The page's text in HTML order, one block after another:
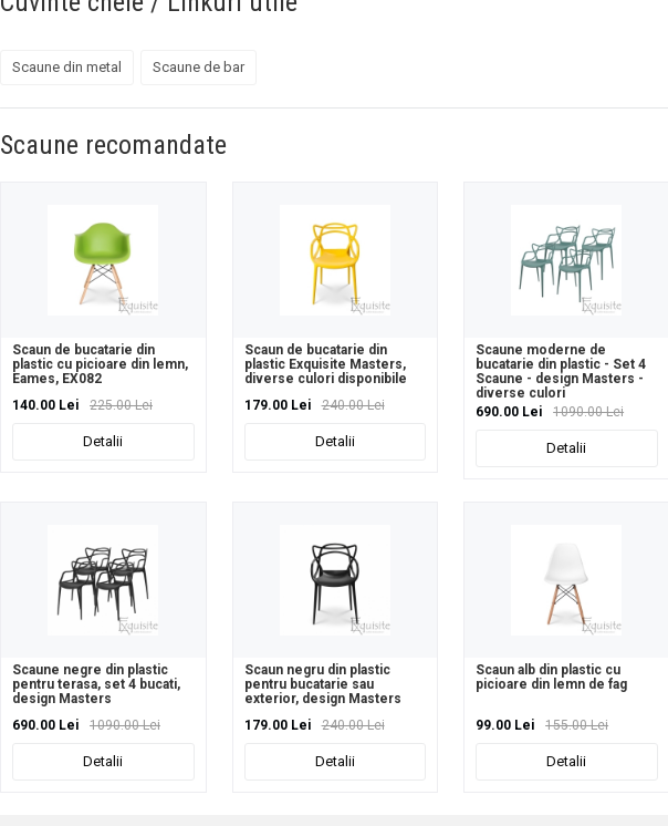
Scaune din metal Scaune de bar
Scaune recomandate
Scaun de bucatarie din
plastic cu picioare din lemn,
Eames, EX082
140.00 Lei
225.00 Lei
Detalii
Scaun de bucatarie din
plastic Exquisite Masters,
diverse culori disponibile
179.00 Lei
240.00 Lei
Detalii
Scaune moderne de
bucatarie din plastic - Set 4
Scaune - design Masters -
diverse culori
690.00 Lei
1090.00 Lei
Detalii
Scaune negre din plastic
pentru terasa, set 4 bucati,
design Masters
690.00 Lei
1090.00 Lei
Detalii
Scaun negru din plastic
pentru bucatarie sau
exterior, design Masters
179.00 Lei
240.00 Lei
Detalii
Scaun alb din plastic cu
picioare din lemn de fag
99.00 Lei 155.00 Lei
Detalii